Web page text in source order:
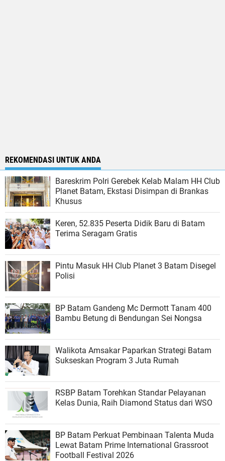
REKOMENDASI UNTUK ANDA
Bareskrim Polri Gerebek Kelab Malam HH Club
Planet Batam, Ekstasi Disimpan di Brankas
Khusus
Keren, 52.835 Peserta Didik Baru di Batam
Terima Seragam Gratis
Pintu Masuk HH Club Planet 3 Batam Disegel
Polisi
BP Batam Gandeng Mc Dermott Tanam 400
Bambu Betung di Bendungan Sei Nongsa
Walikota Amsakar Paparkan Strategi Batam
Sukseskan Program 3 Juta Rumah
RSBP Batam Torehkan Standar Pelayanan
Kelas Dunia, Raih Diamond Status dari WSO
BP Batam Perkuat Pembinaan Talenta Muda
Lewat Batam Prime International Grassroot
Football Festival 2026